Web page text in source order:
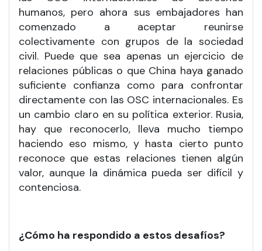
humanos, pero ahora sus embajadores han
comenzado a aceptar reunirse
colectivamente con grupos de la sociedad
civil. Puede que sea apenas un ejercicio de
relaciones públicas o que China haya ganado
suficiente confianza como para confrontar
directamente con las OSC internacionales. Es
un cambio claro en su política exterior. Rusia,
hay que reconocerlo, lleva mucho tiempo
haciendo eso mismo, y hasta cierto punto
reconoce que estas relaciones tienen algún
valor, aunque la dinámica pueda ser difícil y
contenciosa.
¿Cómo ha respondido a estos desafíos?